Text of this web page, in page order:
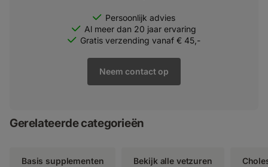
Persoonlijk advies
Al meer dan 20 jaar ervaring
Gratis verzending vanaf € 45,-
Neem contact op
Gerelateerde categorieën
Basis supplementen Bekijk alle vetzuren